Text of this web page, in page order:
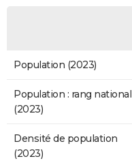
Population (2023)
Population : rang national
(2023)
Densité de population
(2023)